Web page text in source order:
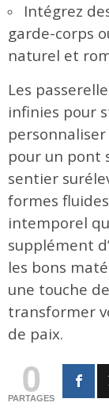
Intégrez
garde-corps
naturel et
Les
infinies pour
pour un pont
sentier
formes
intemporel
supplément
les bons
une touche
transformer
de paix.
0
PARTAGES